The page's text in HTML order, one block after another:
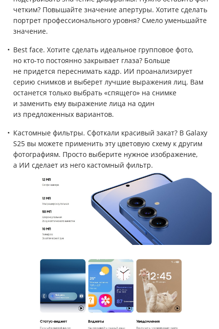
четким? Повышайте значение апертуры. Хотите сделать
портрет профессионального уровня? Смело уменьшайте
значение.
Best face. Хотите сделать идеальное групповое фото,
но кто-то постоянно закрывает глаза? Больше
не придется переснимать кадр. ИИ проанализирует
серию снимков и выберет лучшие выражения лиц. Вам
останется только выбрать «спящего» на снимке
и заменить ему выражение лица на один
из предложенных вариантов.
Кастомные фильтры. Сфоткали красивый закат? В Galaxy
S25 вы можете применить эту цветовую схему к другим
фотографиям. Просто выберите нужное изображение,
а ИИ сделает из него кастомный фильтр.